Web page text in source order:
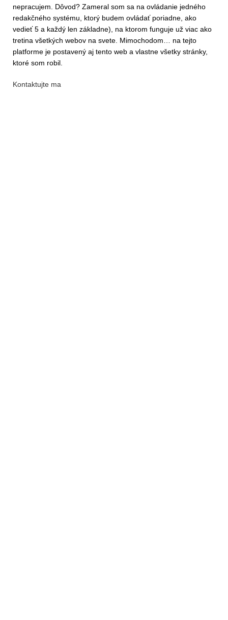
nepracujem. Dôvod? Zameral som sa na ovládanie jedného
redakčného systému, ktorý budem ovládať poriadne, ako
vedieť 5 a každý len základne), na ktorom funguje už viac ako
tretina všetkých webov na svete. Mimochodom… na tejto
platforme je postavený aj tento web a vlastne všetky stránky,
ktoré som robil.
Kontaktujte ma